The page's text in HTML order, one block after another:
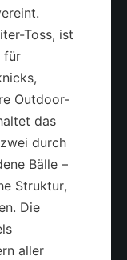
Toss, ist
für
Outdoor-
das
durch
Bälle –
Struktur,
Die
aller